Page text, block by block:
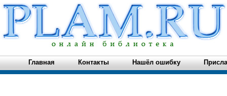
Главная Контакты Нашёл ошибку